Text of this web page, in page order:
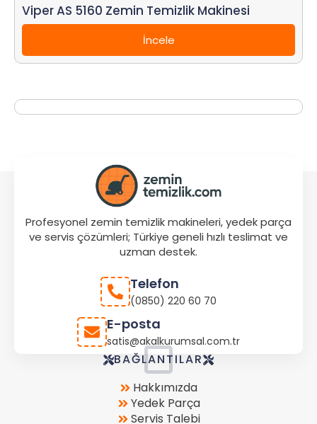
Viper AS 5160 Zemin Temizlik Makinesi
İncele
Profesyonel zemin temizlik makineleri, yedek parça
ve servis çözümleri; Türkiye geneli hızlı teslimat ve
uzman destek.
Telefon
(0850) 220 60 70
E-posta
satis@akalkurumsal.com.tr
BAĞLANTILAR
Store
Location
Hakkımızda
Yedek Parça
Servis Talebi